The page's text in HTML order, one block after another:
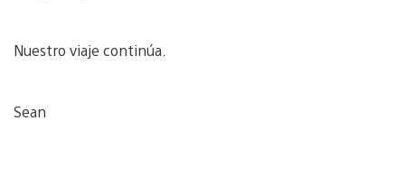
Nuestro viaje continúa.
Sean